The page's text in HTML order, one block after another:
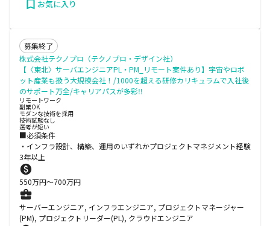
お気に入り
募集終了
株式会社テクノプロ（テクノプロ・デザイン社）
【〈東北〉サーバエンジニアPL・PM_リモート案件あり】宇宙やロボ
ット産業も扱う大規模会社！/1000を超える研修カリキュラムで入社後
のサポート万全/キャリアパスが多彩‼
リモートワーク
副業OK
モダンな技術を採用
技術試験なし
選考が短い
■必須条件
・インフラ設計、構築、運用のいずれかプロジェクトマネジメント経験
3年以上
550万円〜700万円
サーバーエンジニア, インフラエンジニア, プロジェクトマネージャー
(PM), プロジェクトリーダー(PL), クラウドエンジニア